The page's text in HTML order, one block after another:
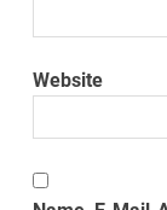
Website